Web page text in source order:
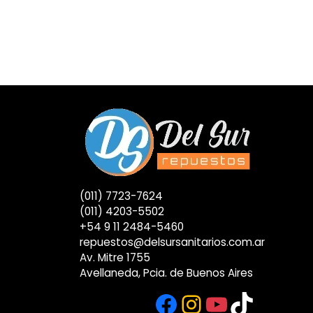
(011) 7723-7624
(011) 4203-5502
+54 9 11 2484-5460
repuestos@delsursanitarios.com.ar
Av. Mitre 1755
Avellaneda, Pcia. de Buenos Aires
Facebook
Instagram
TikTok